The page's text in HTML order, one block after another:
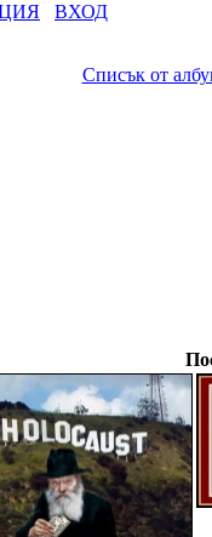
ВХОД
Списък от